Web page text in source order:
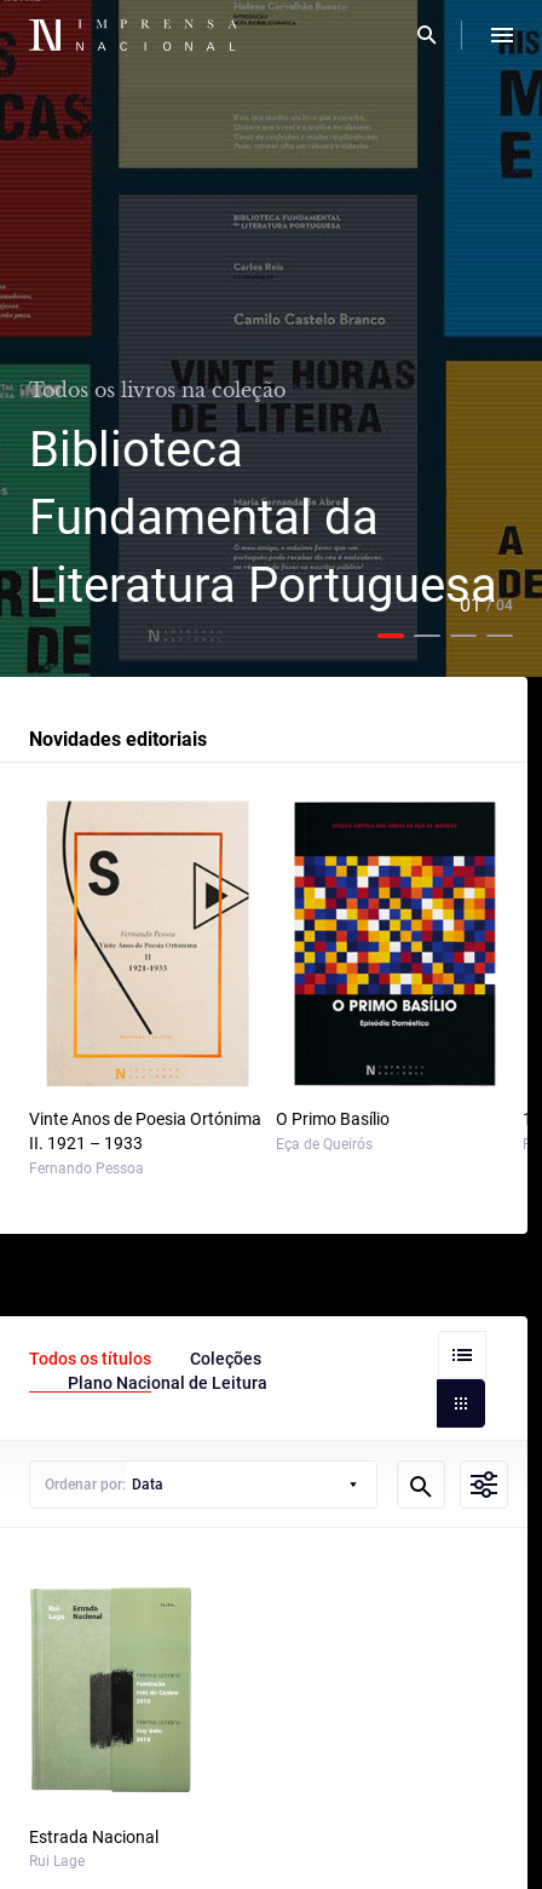
Todos os livros na coleção
Biblioteca
Fundamental da
Literatura Portuguesa
01/ 04
Novidades editoriais
Vinte Anos de Poesia Ortónima
II. 1921 – 1933
Fernando Pessoa
O Primo Basílio
Eça de Queirós
Todos os títulos
Coleções
Plano Nacional de Leitura
Ordenar por: Data
Estrada Nacional
Rui Lage